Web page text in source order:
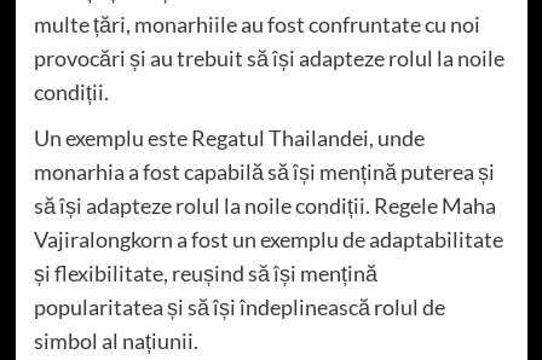
multe țări, monarhiile au fost confruntate cu noi
provocări și au trebuit să își adapteze rolul la noile
condiții.
Un exemplu este Regatul Thailandei, unde
monarhia a fost capabilă să își mențină puterea și
să își adapteze rolul la noile condiții. Regele Maha
Vajiralongkorn a fost un exemplu de adaptabilitate
și flexibilitate, reușind să își mențină
popularitatea și să își îndeplinească rolul de
simbol al națiunii.